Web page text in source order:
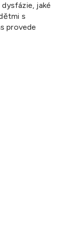
jaké
s
provede